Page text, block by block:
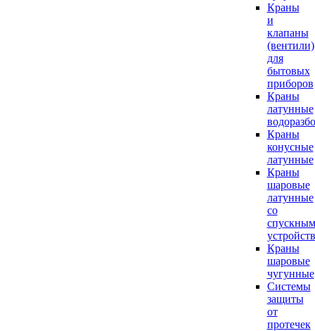
Краны
и
клапаны
(вентили)
для
бытовых
приборов
Краны
латунные
Краны
конусные
латунные
Краны
шаровые
латунные
со
спускным
Краны
шаровые
чугунные
Системы
защиты
от
протечек